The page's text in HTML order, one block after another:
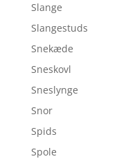
Slange
Slangestuds
Snekæde
Sneskovl
Sneslynge
Snor
Spids
Spole